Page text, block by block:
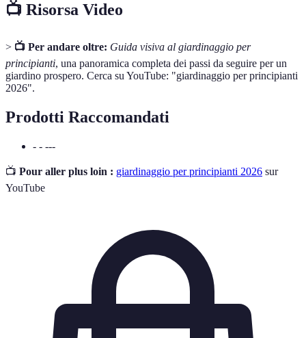
📺 Risorsa Video
> 📺 Per andare oltre: Guida visiva al giardinaggio per
principianti, una panoramica completa dei passi da seguire per un
giardino prospero. Cerca su YouTube: "giardinaggio per principianti
2026".
Prodotti Raccomandati
- - ---
📺 Pour aller plus loin : giardinaggio per principianti 2026 sur
YouTube